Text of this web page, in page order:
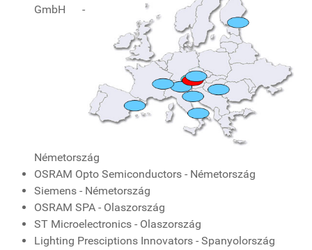
GmbH -
Németország
OSRAM Opto Semiconductors - Németország
Siemens - Németország
OSRAM SPA - Olaszország
ST Microelectronics - Olaszország
Lighting Presciptions Innovators - Spanyolország